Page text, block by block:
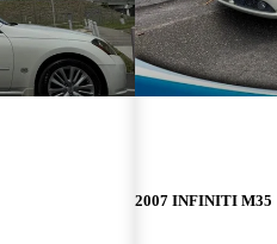
2007 INFINITI M35